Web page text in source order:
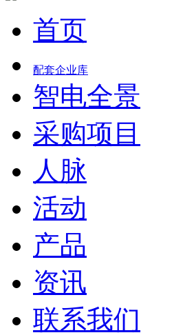
首页
配套企业库
智电全景
采购项目
人脉
活动
产品
资讯
联系我们小米SU7核心零部件